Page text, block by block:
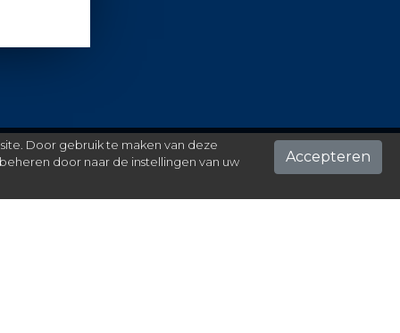
Door gebruik te maken van deze
door naar de instellingen van uw
Accepteren